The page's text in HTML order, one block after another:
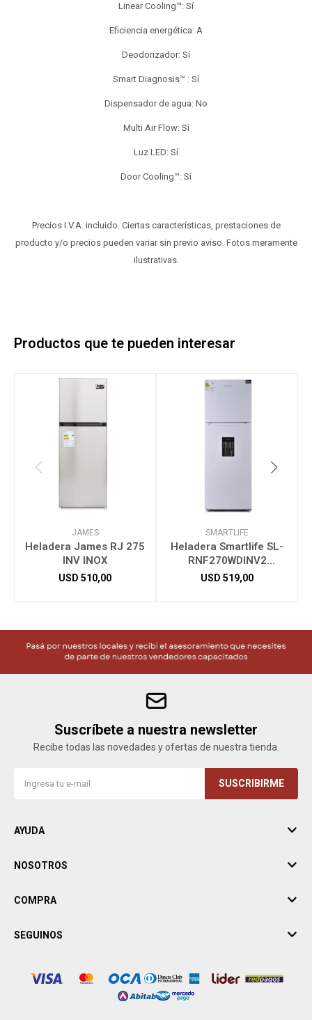
Linear Cooling™: Sí
Eficiencia energética: A
Deodorizador: Sí
Smart Diagnosis™ : Sí
Dispensador de agua: No
Multi Air Flow: Sí
Luz LED: Sí
Door Cooling™: Sí
Precios I.V.A. incluido. Ciertas características, prestaciones de
producto y/o precios pueden variar sin previo aviso. Fotos meramente
ilustrativas.
Productos que te pueden interesar
JAMES
Heladera James RJ 275
INV INOX
USD 510,00
SMARTLIFE
Heladera Smartlife SL-
RNF270WDINV2
INVERTER
USD 519,00
Suscríbete a nuestra newsletter
Recibe todas las novedades y ofertas de nuestra tienda.
SUSCRIBIRME
AYUDA
NOSOTROS
COMPRA
SEGUINOS